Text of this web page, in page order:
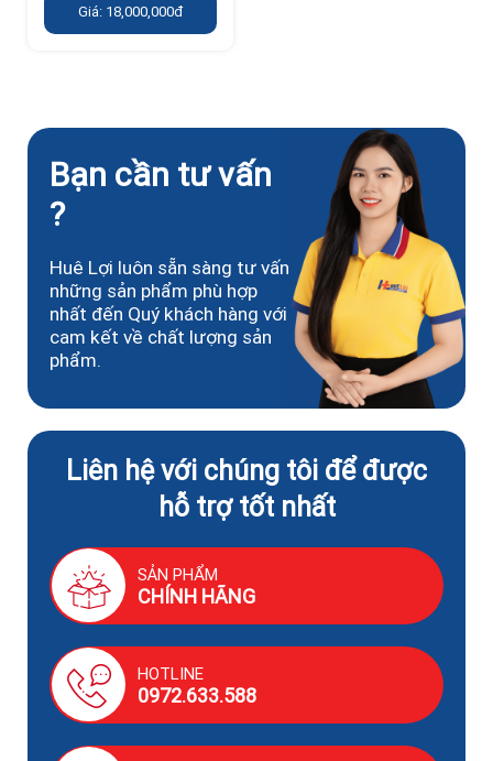
Giá: 18,000,000đ
Bạn cần tư vấn
?
Huê Lợi luôn sẵn sàng tư vấn
những sản phẩm phù hợp
nhất đến Quý khách hàng với
cam kết về chất lượng sản
phẩm.
Liên hệ với chúng tôi để được
hỗ trợ tốt nhất
SẢN PHẨM
CHÍNH HÃNG
HOTLINE
0972.633.588